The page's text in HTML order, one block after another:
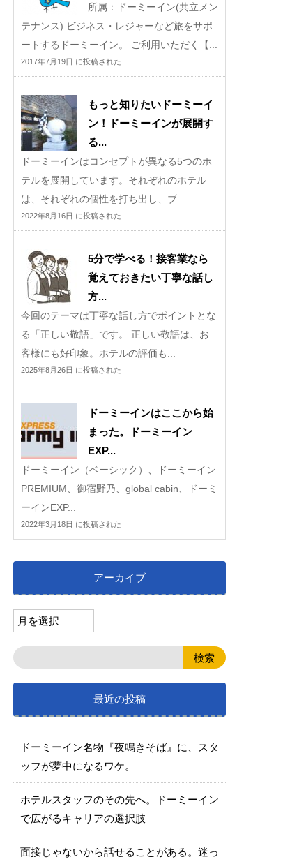
所属：ドーミーイン(共立メン
テナンス) ビジネス・レジャーなど旅をサポ
ートするドーミーイン。 ご利用いただく【...
2017年7月19日 に投稿された
もっと知りたいドーミーイ
ン！ドーミーインが展開す
る...
ドーミーインはコンセプトが異なる5つのホ
テルを展開しています。それぞれのホテル
は、それぞれの個性を打ち出し、ブ...
2022年8月16日 に投稿された
5分で学べる！接客業なら
覚えておきたい丁寧な話し
方...
今回のテーマは丁寧な話し方でポイントとな
る「正しい敬語」です。 正しい敬語は、お
客様にも好印象。ホテルの評価も...
2025年8月26日 に投稿された
ドーミーインはここから始
まった。ドーミーイン
EXP...
ドーミーイン（ベーシック）、ドーミーイン
PREMIUM、御宿野乃、global cabin、ドーミ
ーインEXP...
2022年3月18日 に投稿された
アーカイブ
最近の投稿
ドーミーイン名物『夜鳴きそば』に、スタ
ッフが夢中になるワケ。
ホテルスタッフのその先へ。ドーミーイン
で広がるキャリアの選択肢
面接じゃないから話せることがある。迷っ